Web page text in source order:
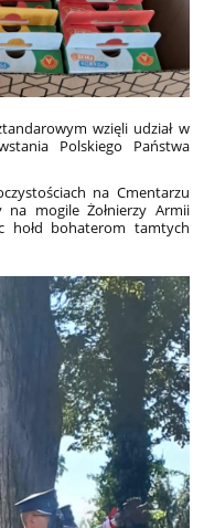
wzięli udział w
Polskiego Państwa
na Cmentarzu
na mogile Żołnierzy Armii
hołd bohaterom tamtych